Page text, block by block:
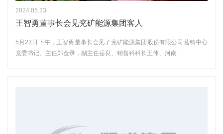
2024.05.23
王智勇董事长会见兖矿能源集团客人
5月23日下午，王智勇董事长会见了兖矿能源集团股份有限公司营销中心
党委书记、主任郑金录，副主任岳良、销售科科长王伟、河南